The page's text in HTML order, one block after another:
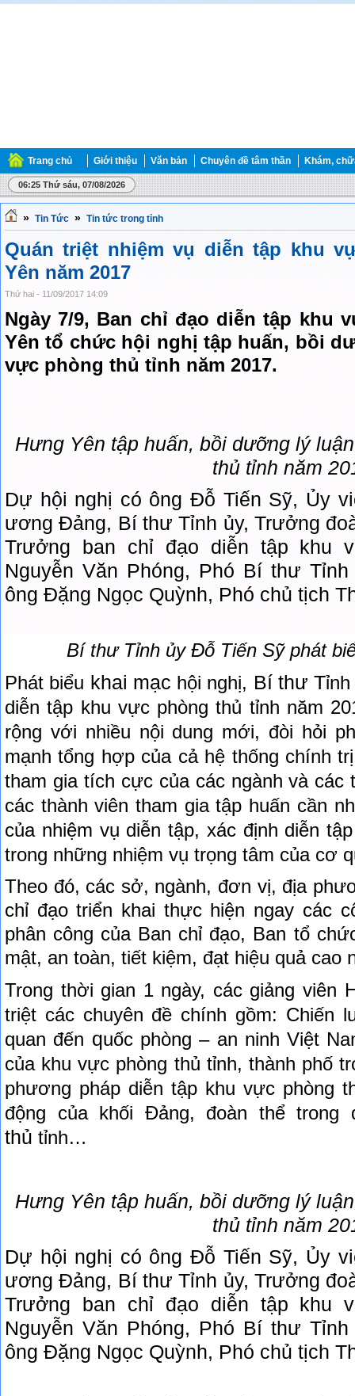
Trang chủ Giới thiệu Văn bản Chuyên đề tâm thần Khám,
06:25 Thứ sáu, 07/08/2026
» Tin Tức » Tin tức trong tỉnh
Quán triệt nhiệm vụ diễn tập khu
Yên năm 2017
Thứ hai - 11/09/2017 14:09
Ngày 7/9, Ban chỉ đạo diễn tập khu
Yên tổ chức hội nghị tập huấn, bồi
vực phòng thủ tỉnh năm 2017.
Hưng Yên tập huấn, bồi dưỡng lý
thủ tỉnh năm
Dự hội nghị có ông Đỗ Tiến Sỹ, Ủy
ương Đảng, Bí thư Tỉnh ủy, Trưởng
Trưởng ban chỉ đạo diễn tập khu
Nguyễn Văn Phóng, Phó Bí thư
ông Đặng Ngọc Quỳnh, Phó chủ tịch
Bí thư Tỉnh ủy Đỗ Tiến Sỹ phát
Phát biểu khai mạc hội nghị, Bí thư T
diễn tập khu vực phòng thủ tỉnh năm
rộng với nhiều nội dung mới, đòi hỏi
mạnh tổng hợp của cả hệ thống chính
tham gia tích cực của các ngành và các
các thành viên tham gia tập huấn cần
của nhiệm vụ diễn tập, xác định diễn
trong những nhiệm vụ trọng tâm của cơ
Theo đó, các sở, ngành, đơn vị, địa
chỉ đạo triển khai thực hiện ngay các
phân công của Ban chỉ đạo, Ban tổ
mật, an toàn, tiết kiệm, đạt hiệu quả cao
Trong thời gian 1 ngày, các giảng viên
triệt các chuyên đề chính gồm: Chiến
quan đến quốc phòng – an ninh Việt
của khu vực phòng thủ tỉnh, thành phố
phương pháp diễn tập khu vực phòng
động của khối Đảng, đoàn thể
thủ tỉnh…
Hưng Yên tập huấn, bồi dưỡng lý
thủ tỉnh năm
Dự hội nghị có ông Đỗ Tiến Sỹ, Ủy
ương Đảng, Bí thư Tỉnh ủy, Trưởng
Trưởng ban chỉ đạo diễn tập khu
Nguyễn Văn Phóng, Phó Bí thư
ông Đặng Ngọc Quỳnh, Phó chủ tịch